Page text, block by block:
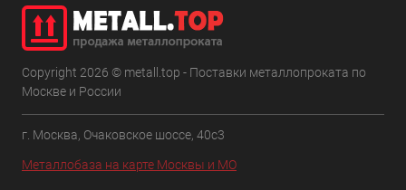
Copyright 2026 © metall.top - Поставки металлопроката по
Москве и России
г. Москва, Очаковское шоссе, 40с3
Металлобаза на карте Москвы и МО